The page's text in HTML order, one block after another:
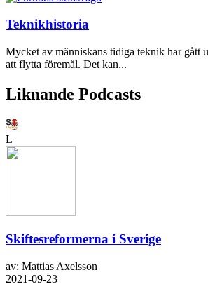
Teknikhistoria
Mycket av människans tidiga teknik har gått
att flytta föremål. Det kan...
Liknande Podcasts
L
Skiftesreformerna i Sverige
av: Mattias Axelsson
2021-09-23